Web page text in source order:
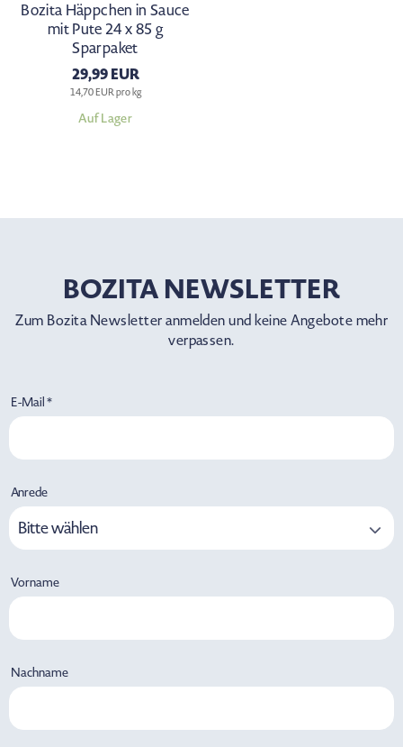
Bozita Häppchen in Sauce
mit Pute 24 x 85 g
Sparpaket
29,99 EUR
14,70 EUR pro kg
Auf Lager
BOZITA NEWSLETTER
Zum Bozita Newsletter anmelden und keine Angebote mehr
verpassen.
E-Mail *
Anrede
Bitte wählen
Vorname
Nachname